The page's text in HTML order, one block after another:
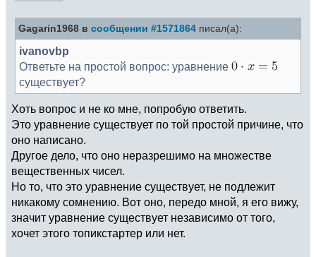
Gagarin1968 в сообщении #1571864 писал(а):
ivanovbp
Ответьте на простой вопрос: уравнение
существует?
Хоть вопрос и не ко мне, попробую ответить.
Это уравнение существует по той простой причине, что
оно написано.
Другое дело, что оно неразрешимо на множестве
вещественных чисел.
Но то, что это уравнение существует, не подлежит
никакому сомнению. Вот оно, передо мной, я его вижу,
значит уравнение существует независимо от того,
хочет этого топикстартер или нет.